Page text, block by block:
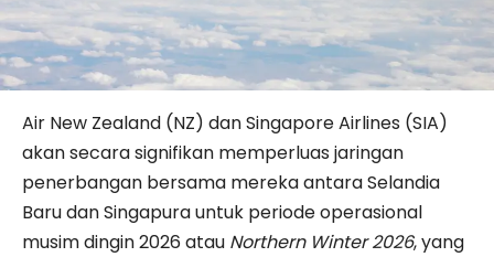
Air New Zealand (NZ) dan Singapore Airlines (SIA)
akan secara signifikan memperluas jaringan
penerbangan bersama mereka antara Selandia
Baru dan Singapura untuk periode operasional
musim dingin 2026 atau Northern Winter 2026, yang